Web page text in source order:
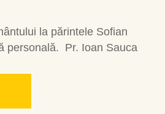
la părintele Sofian
personală. Pr. Ioan Sauca